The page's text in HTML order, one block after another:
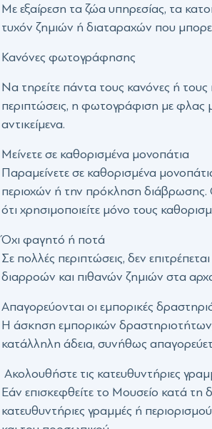
Με εξαίρεση τα ζώα υπηρεσίας, τα
τυχόν ζημιών ή διαταραχών που
Κανόνες φωτογράφησης
Να τηρείτε πάντα τους κανόνες ή
περιπτώσεις, η φωτογράφιση με φλας
αντικείμενα.
Μείνετε σε καθορισμένα μονοπάτια
Παραμείνετε σε καθορισμένα
περιοχών ή την πρόκληση διάβρωσης.
ότι χρησιμοποιείτε μόνο τους
Όχι φαγητό ή ποτά
Σε πολλές περιπτώσεις, δεν
διαρροών και πιθανών ζημιών στα
Απαγορεύονται οι εμπορικές
Η άσκηση εμπορικών
κατάλληλη άδεια, συνήθως
Ακολουθήστε τις κατευθυντήριες
Εάν επισκεφθείτε το Μουσείο κατά τη
κατευθυντήριες γραμμές ή